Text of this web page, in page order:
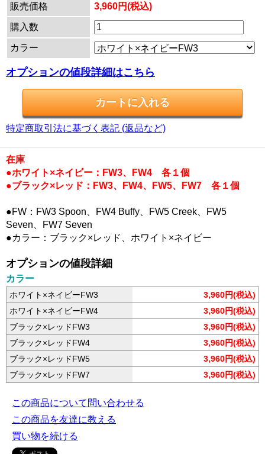
販売価格 3,960円(税込)
購入数
カラー
オプションの値段詳細はこちら
特定商取引法に基づく表記 (返品など)
在庫
●ホワイト×ネイビー：FW3、FW4 各１個
●ブラック×レッド：FW3、FW4、FW5、FW7 各１個
●FW：FW3 Spoon、FW4 Buffy、FW5 Creek、FW5
Seven、FW7 Seven
●カラー：ブラック×レッド、ホワイト×ネイビー
オプションの値段詳細
カラー
ホワイト×ネイビーFW3
3,960円(税込)
ホワイト×ネイビーFW4
3,960円(税込)
ブラック×レッドFW3
3,960円(税込)
ブラック×レッドFW4
3,960円(税込)
ブラック×レッドFW5
3,960円(税込)
ブラック×レッドFW7
3,960円(税込)
この商品について問い合わせる
この商品を友達に教える
買い物を続ける